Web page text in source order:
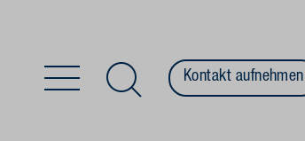
Kontakt aufnehmen